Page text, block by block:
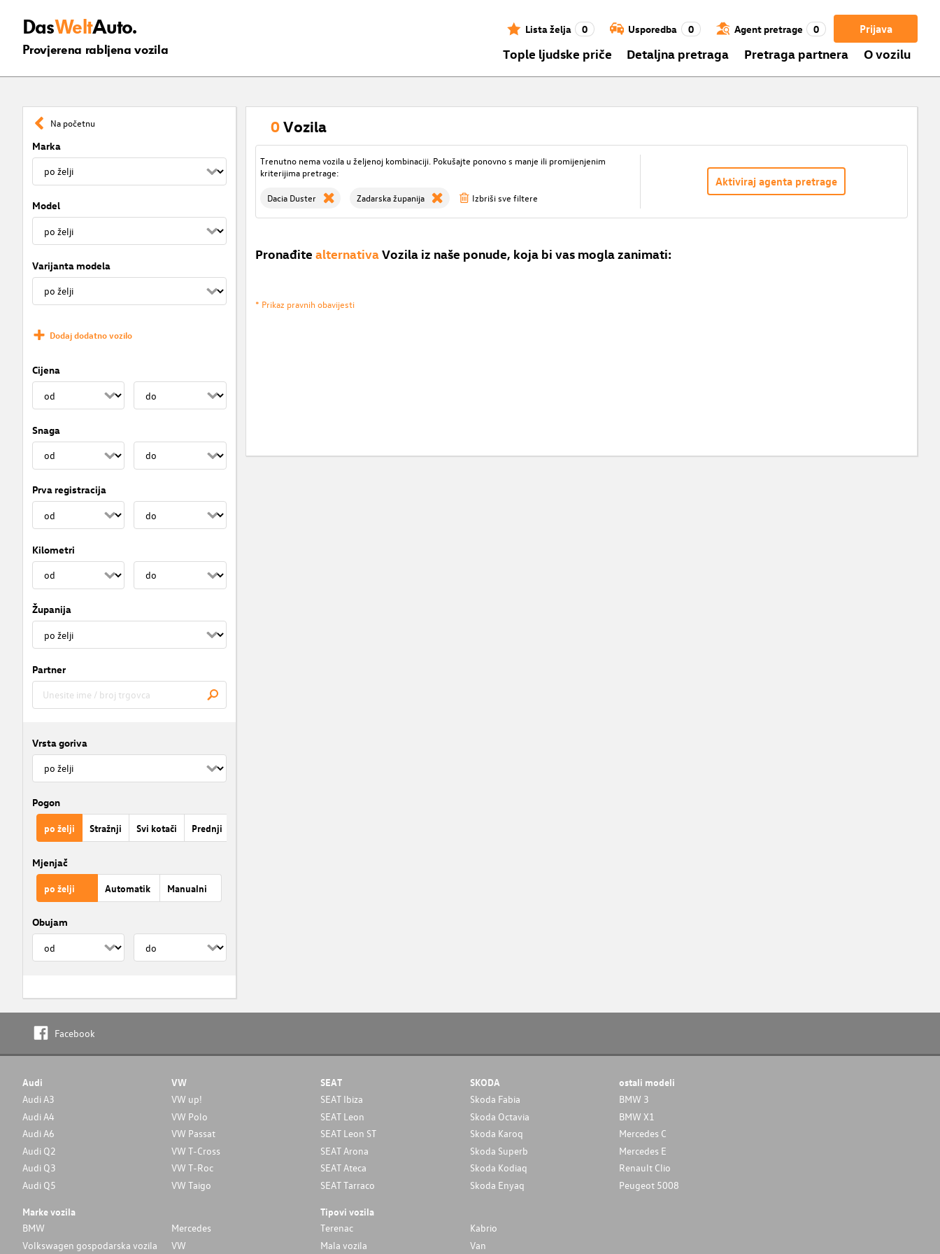
DasWeltAuto.
Provjerena rabljena vozila
Prijava
Lista želja 0 Usporedba 0 Agent pretrage 0
Tople ljudske priče Detaljna pretraga Pretraga partnera O vozilu
Na početnu
Marka
Model
Varijanta modela
Dodaj dodatno vozilo
Cijena
Snaga
Prva registracija
Kilometri
Županija
Partner
Vrsta goriva
Pogon
po želji Stražnji Svi kotači Prednji
Mjenjač
po želji Automatik Manualni
Obujam
0Vozila
Trenutno nema vozila u željenoj kombinaciji. Pokušajte ponovno s manje ili promijenjenim
kriterijima pretrage:
Dacia Duster Zadarska županija Izbriši sve filtere
Aktiviraj agenta pretrage
Pronađite alternativa Vozila iz naše ponude, koja bi vas mogla zanimati:
* Prikaz pravnih obavijesti
Facebook
Audi
Audi A3
Audi A4
Audi A6
Audi Q2
Audi Q3
Audi Q5
VW
VW up!
VW Polo
VW Passat
VW T-Cross
VW T-Roc
VW Taigo
SEAT
SEAT Ibiza
SEAT Leon
SEAT Leon ST
SEAT Arona
SEAT Ateca
SEAT Tarraco
SKODA
Skoda Fabia
Skoda Octavia
Skoda Karoq
Skoda Superb
Skoda Kodiaq
Skoda Enyaq
ostali modeli
BMW 3
BMW X1
Mercedes C
Mercedes E
Renault Clio
Peugeot 5008
Marke vozila
BMW
Mercedes
Volkswagen gospodarska vozila
VW
Tipovi vozila
Terenac
Kabrio
Mala vozila
Van